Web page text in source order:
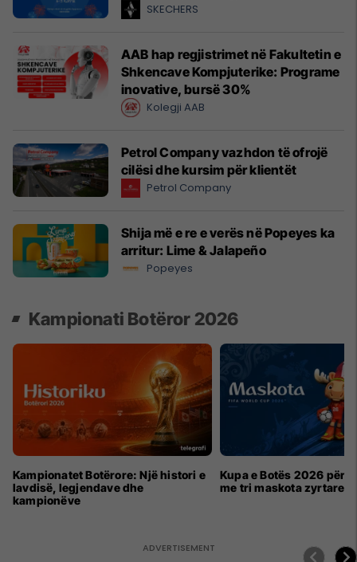
SKECHERS
AAB hap regjistrimet në Fakultetin e
Shkencave Kompjuterike: Programe
inovative, bursë 30%
Kolegji AAB
Petrol Company vazhdon të ofrojë
cilësi dhe kursim për klientët
Petrol Company
Shija më e re e verës në Popeyes ka
arritur: Lime & Jalapeño
Popeyes
Kampionati Botëror 2026
Kampionatet Botërore: Një histori e
lavdisë, legjendave dhe
kampionëve
Kupa e Botës 2026 për
me tri maskota zyrtare